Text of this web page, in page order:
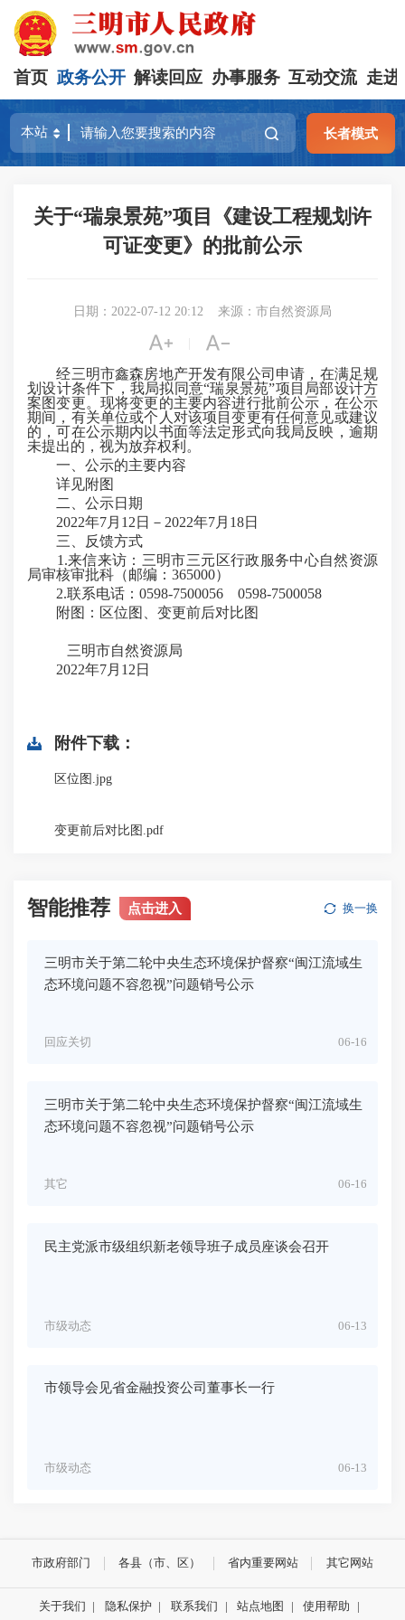
首页 政务公开 解读回应 办事服务 互动交流 走进
长者模式
关于“瑞泉景苑”项目《建设工程规划许
可证变更》的批前公示
日期：2022-07-12 20:12 来源：市自然资源局
 
经三明市鑫森房地产开发有限公司 申请，在满足规
划设计条件下，我局拟同意“瑞泉景苑”项目局部设计方
案图变更。现将变更的主要内容进行批前公示，在公示
期间，有关单位或个人对该项目变更有任何意见或建议
的，可在公示期内以书面等法定形式向我局反映，逾期
未提出的，视为放弃权利。
一、公示的主要内容
详见附图
二、公示日期
2022年7月 12 日－ 2022年7月 18日
三、反馈方式
1 .来信来访：三明市三元区行政服务中心自然资源
局审核审批科（邮编：365000）
2.联系电话： 0598-7500056 0598-7500058
附图： 区位图、变更前后对比图
三明市自然资源局
2022年7月12日
附件下载：
区位图.jpg
变更前后对比图.pdf
智能推荐 点击进入 换一换
三明市关于第二轮中央生态环境保护督察“闽江流域生
态环境问题不容忽视”问题销号公示
06-16
回应关切
三明市关于第二轮中央生态环境保护督察“闽江流域生
态环境问题不容忽视”问题销号公示
06-16
其它
民主党派市级组织新老领导班子成员座谈会召开
06-13
市级动态
市领导会见省金融投资公司董事长一行
06-13
市级动态
市政府部门 各县（市、区） 省内重要网站 其它网站
关于我们 | 隐私保护 | 联系我们 | 站点地图 | 使用帮助 |